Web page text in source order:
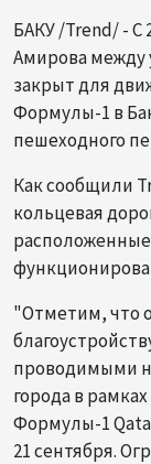
БАКУ /Trend/ - С
Амирова между
закрыт для
Формулы-1 в
пешеходного
Как сообщили
кольцевая
"Отметим, что
проводимыми
города в
Формулы-1
21 сентября.